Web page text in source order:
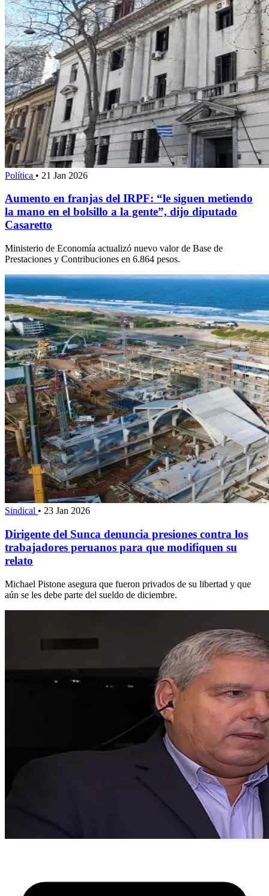
Política • 21 Jan 2026
Aumento en franjas del IRPF: “le siguen metiendo
la mano en el bolsillo a la gente”, dijo diputado
Casaretto
Ministerio de Economía actualizó nuevo valor de Base de
Prestaciones y Contribuciones en 6.864 pesos.
Sindical • 23 Jan 2026
Dirigente del Sunca denuncia presiones contra los
trabajadores peruanos para que modifiquen su
relato
Michael Pistone asegura que fueron privados de su libertad y que
aún se les debe parte del sueldo de diciembre.